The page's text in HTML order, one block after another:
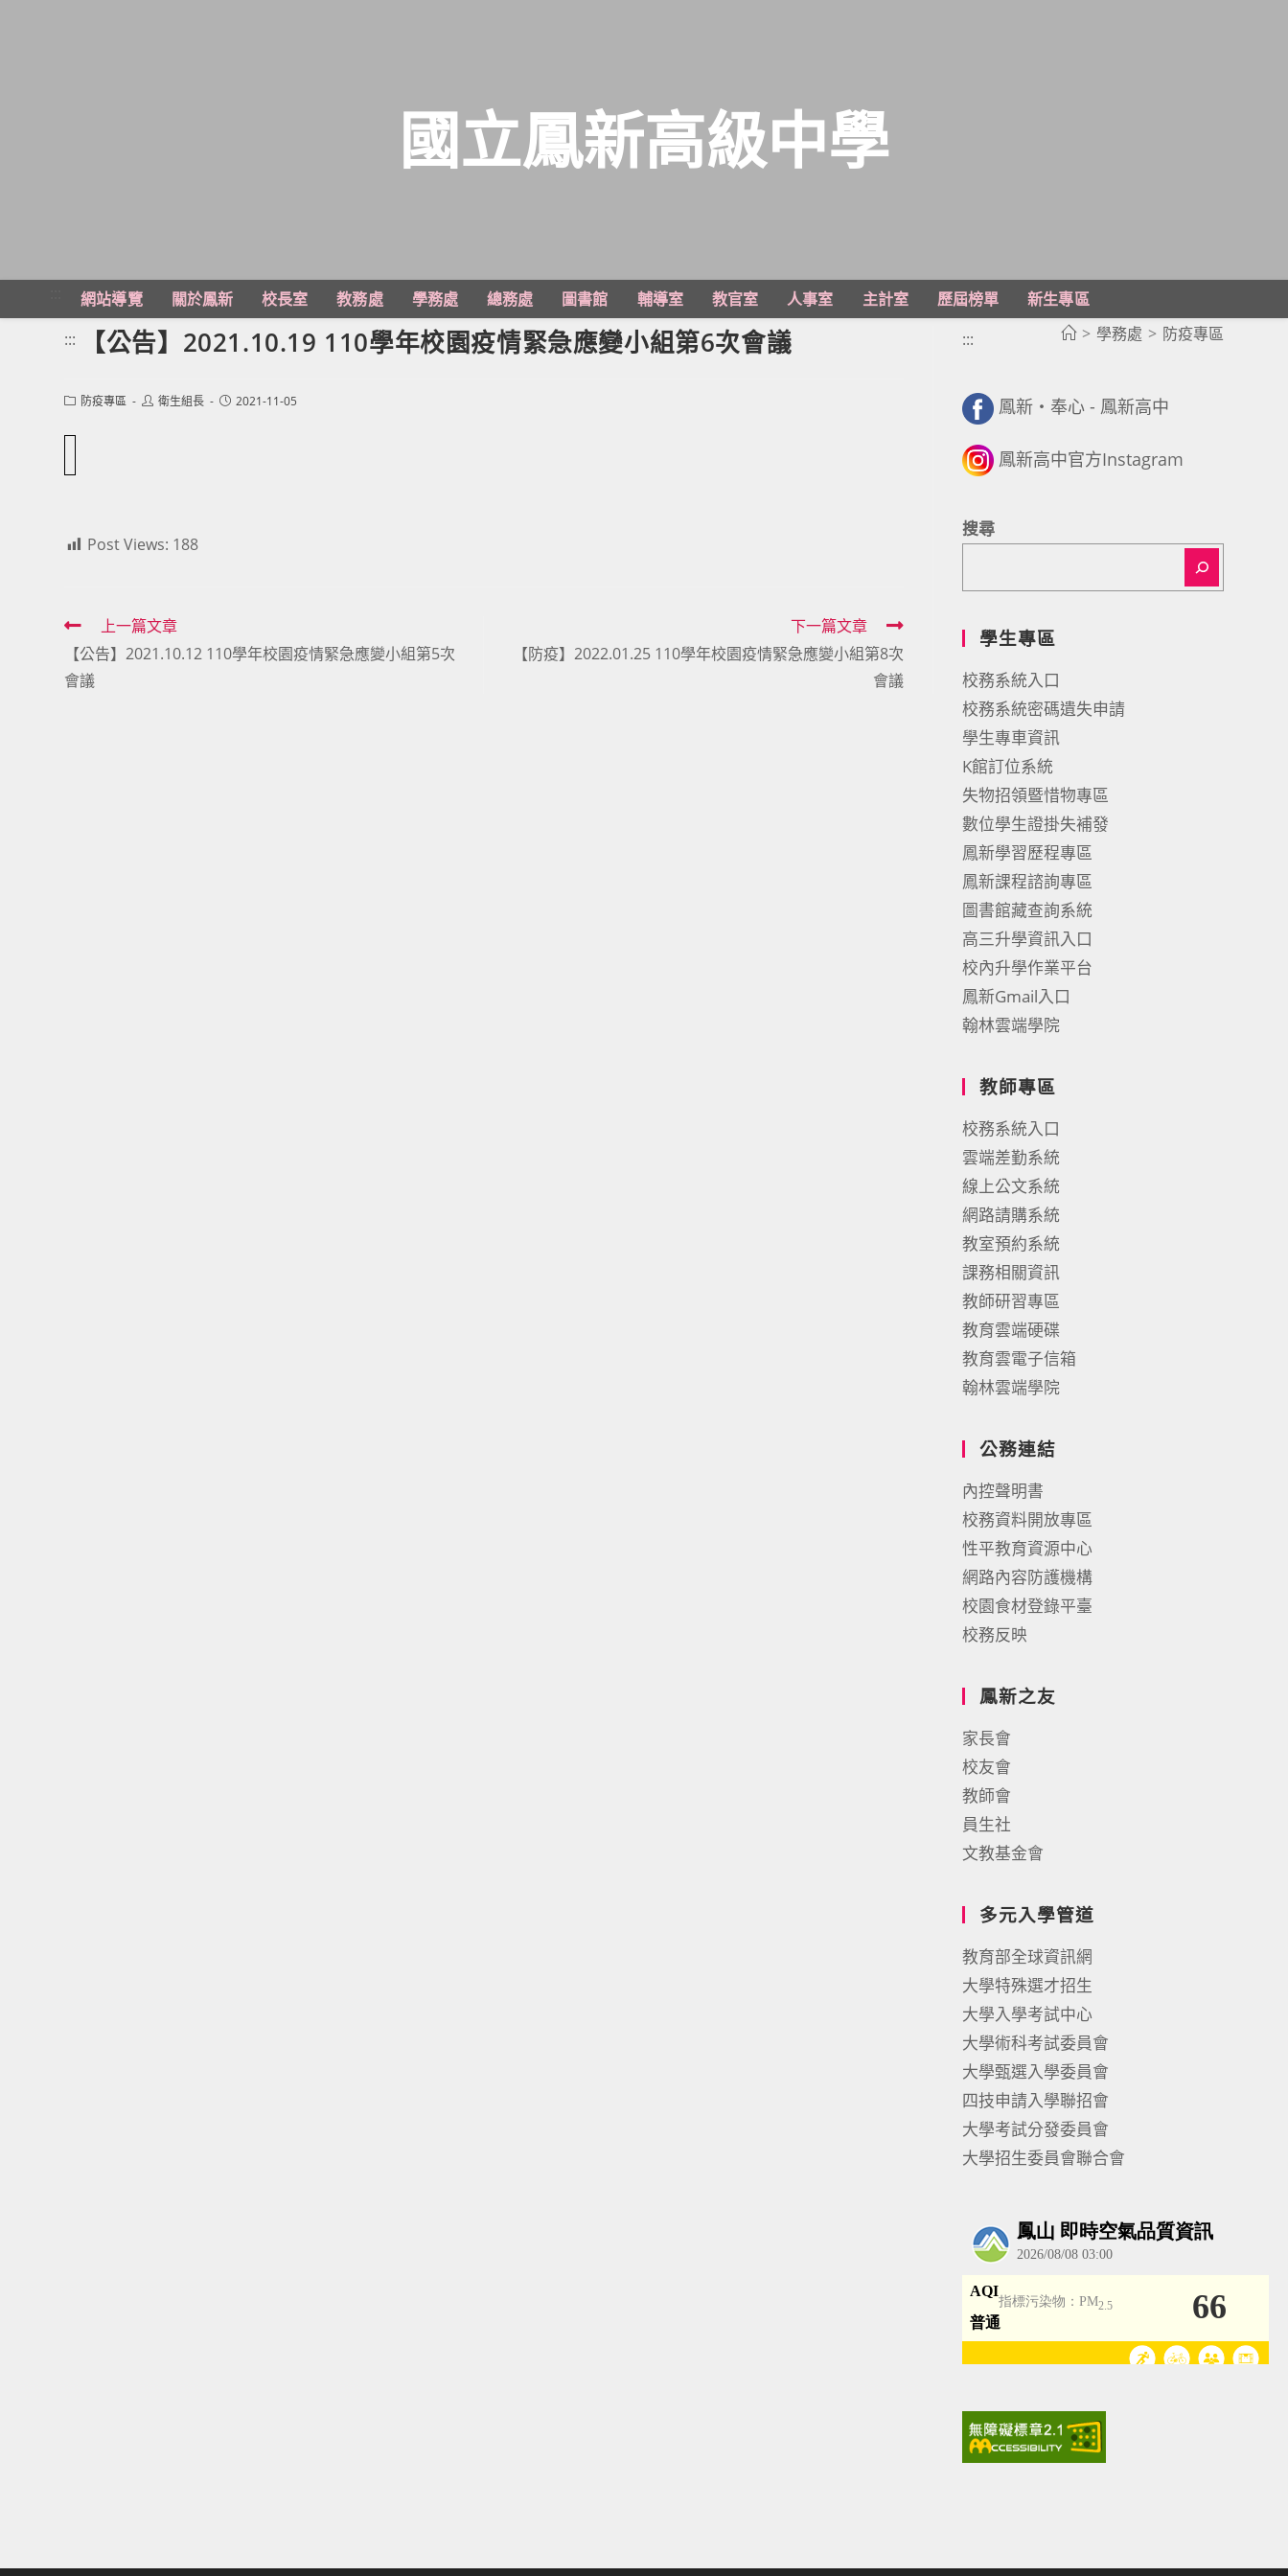
主
國立鳳新高級中學
網站導覽 關於鳳新 校長室 教務處 學務處 總務處 圖書館 輔導室 教官室 人事室 主計室 歷屆榜單
新生專區
> 學務處 > 防疫專區
::: 【公告】2021.10.19 110學年校園疫情緊急應變小組第6次會議
Post防疫專區
Post衛生組長
Post2021-11-05
Post Views: 188
Read
more
articles
上一篇文章
【公告】2021.10.12 110學年校園疫情緊急應變小組第5次
會議
下一篇文章
【防疫】2022.01.25 110學年校園疫情緊急應變小組第8次
會議
:::
鳳新・奉心 - 鳳新高中
鳳新高中官方Instagram
搜尋
學生專區
校務系統入口
校務系統密碼遺失申請
學生專車資訊
K館訂位系統
失物招領暨惜物專區
數位學生證掛失補發
鳳新學習歷程專區
鳳新課程諮詢專區
圖書館藏查詢系統
高三升學資訊入口
校內升學作業平台
鳳新Gmail入口
翰林雲端學院
教師專區
校務系統入口
雲端差勤系統
線上公文系統
網路請購系統
教室預約系統
課務相關資訊
教師研習專區
教育雲端硬碟
教育雲電子信箱
翰林雲端學院
公務連結
內控聲明書
校務資料開放專區
性平教育資源中心
網路內容防護機構
校園食材登錄平臺
校務反映
鳳新之友
家長會
校友會
教師會
員生社
文教基金會
多元入學管道
教育部全球資訊網
大學特殊選才招生
大學入學考試中心
大學術科考試委員會
大學甄選入學委員會
四技申請入學聯招會
大學考試分發委員會
大學招生委員會聯合會